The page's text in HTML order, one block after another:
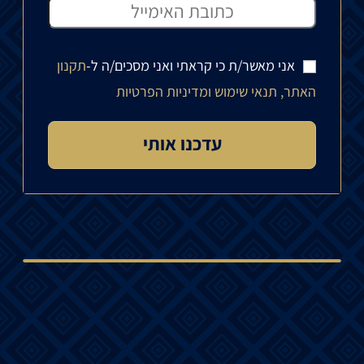
אני מאשר/ת כי קראתי ואני מסכים/ה ל-תקנון
האתר, תנאי שימוש ומדיניות הפרטיות